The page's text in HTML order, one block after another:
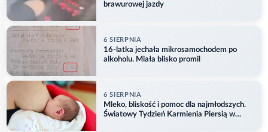
brawurowej jazdy
6 SIERPNIA
16-latka jechała mikrosamochodem po
alkoholu. Miała blisko promil
6 SIERPNIA
Mleko, bliskość i pomoc dla najmłodszych.
Światowy Tydzień Karmienia Piersią w